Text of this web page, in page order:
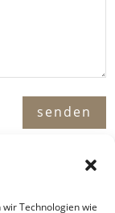
Technologien wie
senden